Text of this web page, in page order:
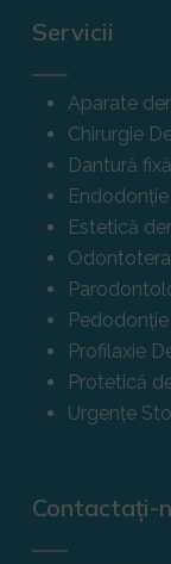
Servicii
Aparate
Chirurgie
Dantură fixă
Endodonție
Estetică
Pedodonție
Profilaxie
Protetică
Urgențe
Contactați-